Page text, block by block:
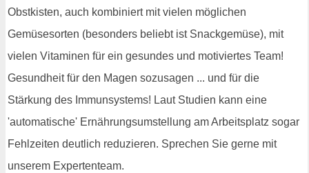
Obstkisten, auch kombiniert mit vielen möglichen
Gemüsesorten (besonders beliebt ist Snackgemüse), mit
vielen Vitaminen für ein gesundes und motiviertes Team!
Gesundheit für den Magen sozusagen ... und für die
Stärkung des Immunsystems! Laut Studien kann eine
'automatische' Ernährungsumstellung am Arbeitsplatz sogar
Fehlzeiten deutlich reduzieren. Sprechen Sie gerne mit
unserem Expertenteam.